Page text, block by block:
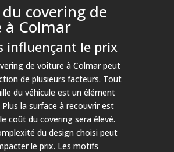
covering de
Colmar
influençant le prix
de voiture à Colmar peut
de plusieurs facteurs. Tout
du véhicule est un élément
la surface à recouvrir est
coût du covering sera élevé.
du design choisi peut
le prix. Les motifs